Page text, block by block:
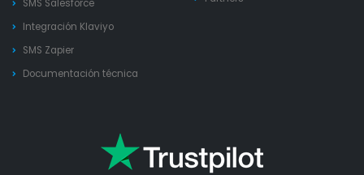
SMS Salesforce
Integración Klaviyo
SMS Zapier
Documentación técnica